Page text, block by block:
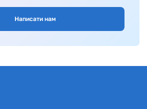
Написати нам